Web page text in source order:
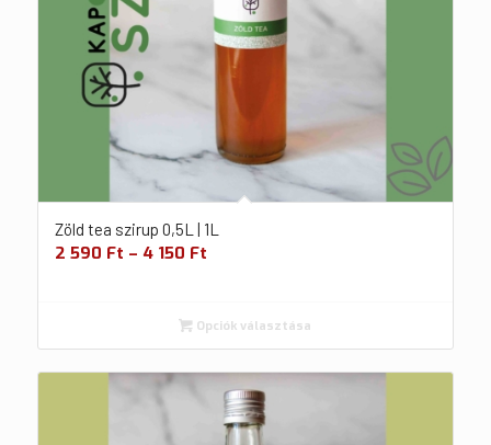
Zöld tea szirup 0,5L | 1L
2 590 Ft – 4 150 Ft
Opciók választása